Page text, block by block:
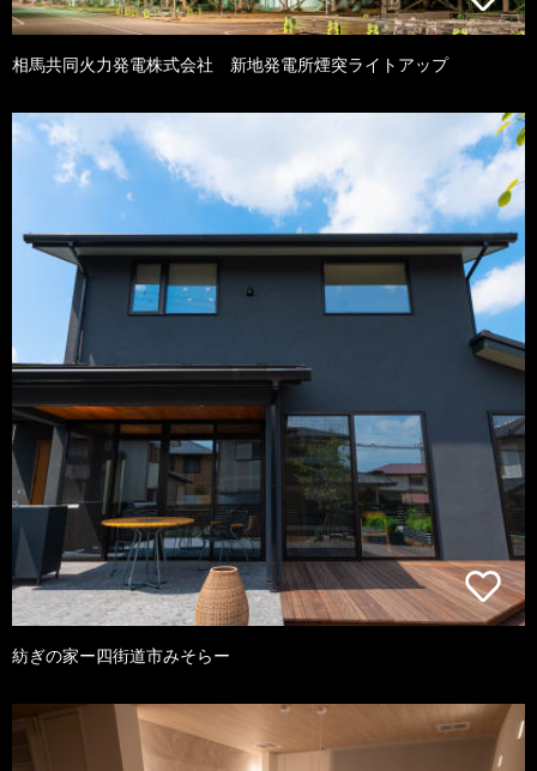
相馬共同火力発電株式会社 新地発電所煙突ライトアップ
紡ぎの家ー四街道市みそらー